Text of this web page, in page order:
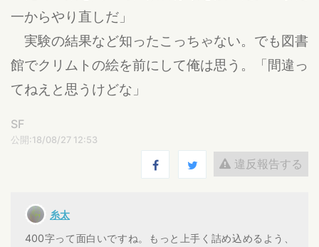
一からやり直しだ」
実験の結果など知ったこっちゃない。でも図書
館でクリムトの絵を前にして俺は思う。「間違っ
てねえと思うけどな」
SF
公開:18/08/27 12:53
違反報告する
糸太
400字って面白いですね。もっと上手く詰め込めるよう、